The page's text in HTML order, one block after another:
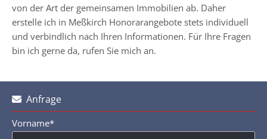
von der Art der gemeinsamen Immobilien ab. Daher
erstelle ich in Meßkirch Honorarangebote stets individuell
und verbindlich nach Ihren Informationen. Für Ihre Fragen
bin ich gerne da, rufen Sie mich an.
 Anfrage
Vorname*